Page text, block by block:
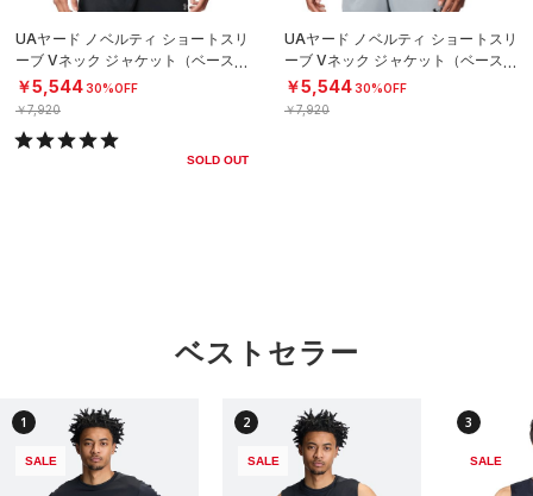
UAヤード ノベルティ ショートスリ
ーブ Vネック ジャケット（ベースボ
ール/MEN）
￥5,54430%OFF
￥7,920
SOLD OUT
UAヤード ノベルティ ショートスリ
ーブ Vネック ジャケット（ベースボ
ール/MEN）
￥5,54430%OFF
￥7,920
ベストセラー
1
SALE
2
SALE
3
SALE